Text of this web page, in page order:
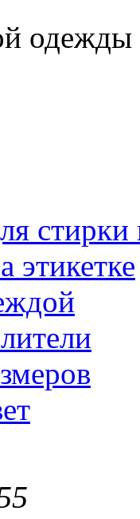
одежды
стирки
этикетке